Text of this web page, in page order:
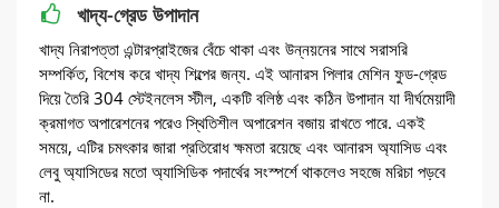
খাদ্য-গ্রেড উপাদান
খাদ্য নিরাপত্তা এন্টারপ্রাইজের বেঁচে থাকা এবং উন্নয়নের সাথে সরাসরি
সম্পর্কিত, বিশেষ করে খাদ্য শিল্পের জন্য. এই আনারস পিলার মেশিন ফুড-গ্রেড
দিয়ে তৈরি 304 স্টেইনলেস স্টীল, একটি বলিষ্ঠ এবং কঠিন উপাদান যা দীর্ঘমেয়াদী
ক্রমাগত অপারেশনের পরেও স্থিতিশীল অপারেশন বজায় রাখতে পারে. একই
সময়ে, এটির চমৎকার জারা প্রতিরোধ ক্ষমতা রয়েছে এবং আনারস অ্যাসিড এবং
লেবু অ্যাসিডের মতো অ্যাসিডিক পদার্থের সংস্পর্শে থাকলেও সহজে মরিচা পড়বে
না.